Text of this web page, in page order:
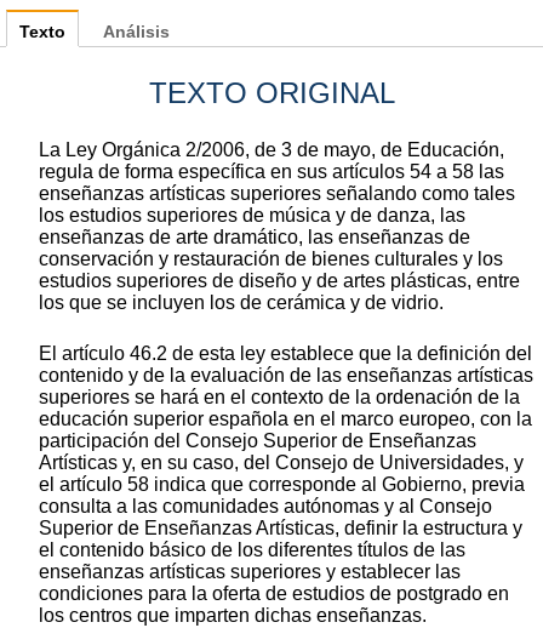
Texto
TEXTO ORIGINAL
La Ley Orgánica 2/2006, de 3 de mayo, de Educación,
regula de forma específica en sus artículos 54 a 58 las
enseñanzas artísticas superiores señalando como tales
los estudios superiores de música y de danza, las
enseñanzas de arte dramático, las enseñanzas de
conservación y restauración de bienes culturales y los
estudios superiores de diseño y de artes plásticas, entre
los que se incluyen los de cerámica y de vidrio.
El artículo 46.2 de esta ley establece que la definición del
contenido y de la evaluación de las enseñanzas artísticas
superiores se hará en el contexto de la ordenación de la
educación superior española en el marco europeo, con la
participación del Consejo Superior de Enseñanzas
Artísticas y, en su caso, del Consejo de Universidades, y
el artículo 58 indica que corresponde al Gobierno, previa
consulta a las comunidades autónomas y al Consejo
Superior de Enseñanzas Artísticas, definir la estructura y
el contenido básico de los diferentes títulos de las
enseñanzas artísticas superiores y establecer las
condiciones para la oferta de estudios de postgrado en
los centros que imparten dichas enseñanzas.
Análisis